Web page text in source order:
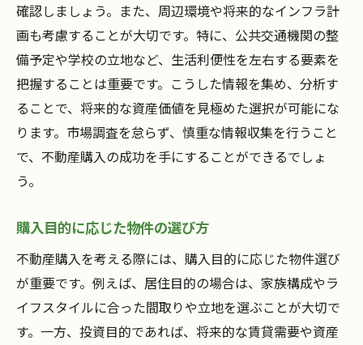
確認しましょう。また、周辺環境や将来的なインフラ計
画も考慮することが大切です。特に、公共交通機関の整
備予定や学校の立地など、生活利便性を左右する要素を
把握することは重要です。こうした情報を集め、分析す
ることで、将来的な資産価値を見極めた選択が可能にな
ります。市場調査を怠らず、慎重な情報収集を行うこと
で、不動産購入の成功を手にすることができるでしょ
う。
購入目的に応じた物件の選び方
不動産購入を考える際には、購入目的に応じた物件選び
が重要です。例えば、居住目的の場合は、家族構成やラ
イフスタイルに合った間取りや立地を選ぶことが大切で
す。一方、投資目的であれば、将来的な賃貸需要や資産